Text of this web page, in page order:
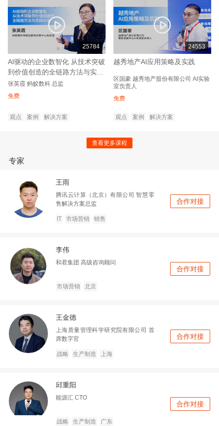
25784
AI驱动的企业数智化 从技术突破
到价值创造的全链路方法与实践
分享
张英霞 蚂蚁数科 总监
免费
观点 案例 解决方案
24553
越秀地产AI应用策略及实践
区国豪 越秀地产股份有限公司 AI实验
室负责人
免费
观点 案例 解决方案
查看更多课程
专家
王雨
腾讯云计算（北京）有限公司 智慧零
售解决方案总监
IT 市场营销 销售
合作对接
李伟
和君集团 高级咨询顾问
市场营销 北京
合作对接
王金德
上海质量管理科学研究院有限公司 首
席数字官
战略 生产制造 上海
合作对接
邱重阳
能源汇 CTO
战略 生产制造 广东
合作对接